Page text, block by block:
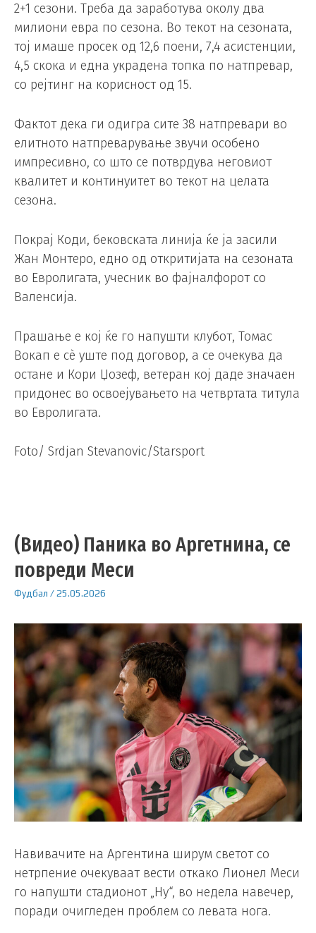
2+1 сезони. Треба да заработува околу два
милиони евра по сезона. Во текот на сезоната,
тој имаше просек од 12,6 поени, 7,4 асистенции,
4,5 скока и една украдена топка по натпревар,
со рејтинг на корисност од 15.
Фактот дека ги одигра сите 38 натпревари во
елитното натпреварување звучи особено
импресивно, со што се потврдува неговиот
квалитет и континуитет во текот на целата
сезона.
Покрај Коди, бековската линија ќе ја засили
Жан Монтеро, едно од откритијата на сезоната
во Евролигата, учесник во фајналфорот со
Валенсија.
Прашање е кој ќе го напушти клубот, Томас
Вокап е сè уште под договор, а се очекува да
остане и Кори Џозеф, ветеран кој даде значаен
придонес во освоејувањето на четвртата титула
во Евролигата.
Foto/ Srdjan Stevanovic/Starsport
(Видео) Паника во Аргетнина, се
повреди Меси
Фудбал /25.05.2026
Навивачите на Аргентина ширум светот со
нетрпение очекуваат вести откако Лионел Меси
го напушти стадионот „Ну“, во недела навечер,
поради очигледен проблем со левата нога.